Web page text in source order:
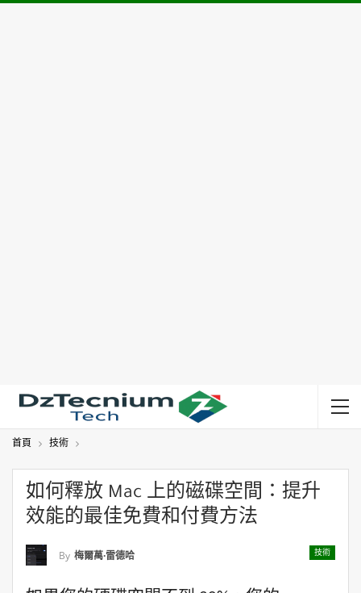
首頁 技術
如何釋放 Mac 上的磁碟空間：提升
效能的最佳免費和付費方法
技術
By 梅爾萬·雷德哈